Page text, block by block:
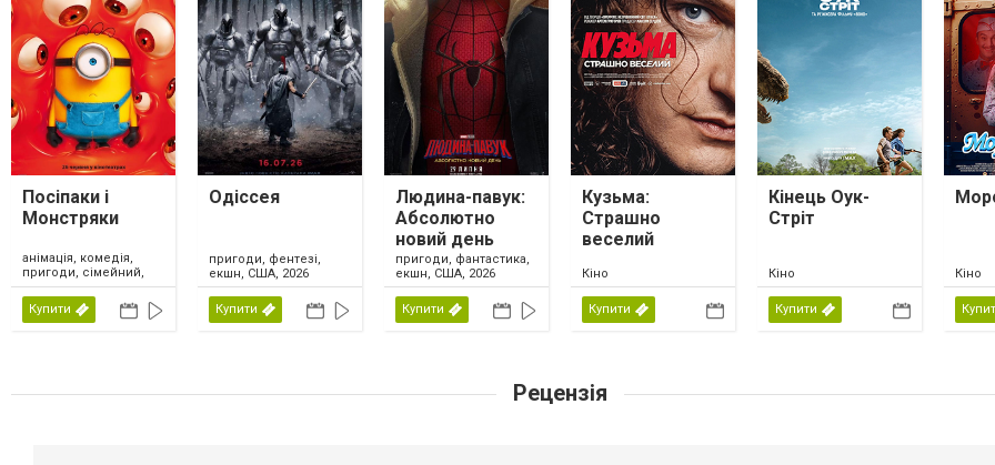
Посіпаки і
Монстряки
анімація, комедія,
пригоди, сімейний,
США, 2026
Купити
Одіссея
пригоди, фентезі,
екшн, США, 2026
Купити
Людина-павук:
Абсолютно
новий день
пригоди, фантастика,
екшн, США, 2026
Купити
Кузьма:
Страшно
веселий
Кіно
Купити
Кінець Оук-
Стріт
Кіно
Купити
Кіно
Рецензія